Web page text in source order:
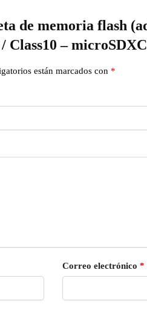
de memoria flash
Class10 –
están marcados con *
Correo electrónico *